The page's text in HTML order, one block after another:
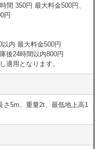
間 350円 最大料金500円、
円
以内 最大料金500円
後24時間以内800円
適用となります。
さ5m、重量2t、最低地上高1